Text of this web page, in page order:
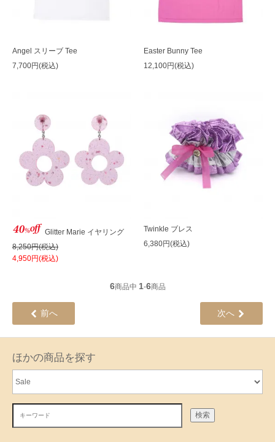
Angel スリーブ Tee
7,700円(税込)
Easter Bunny Tee
12,100円(税込)
Glitter Marie イヤリング
8,250円(税込)
4,950円(税込)
Twinkle ブレス
6,380円(税込)
6商品中 1-6商品
前へ 次へ
ほかの商品を探す
検索